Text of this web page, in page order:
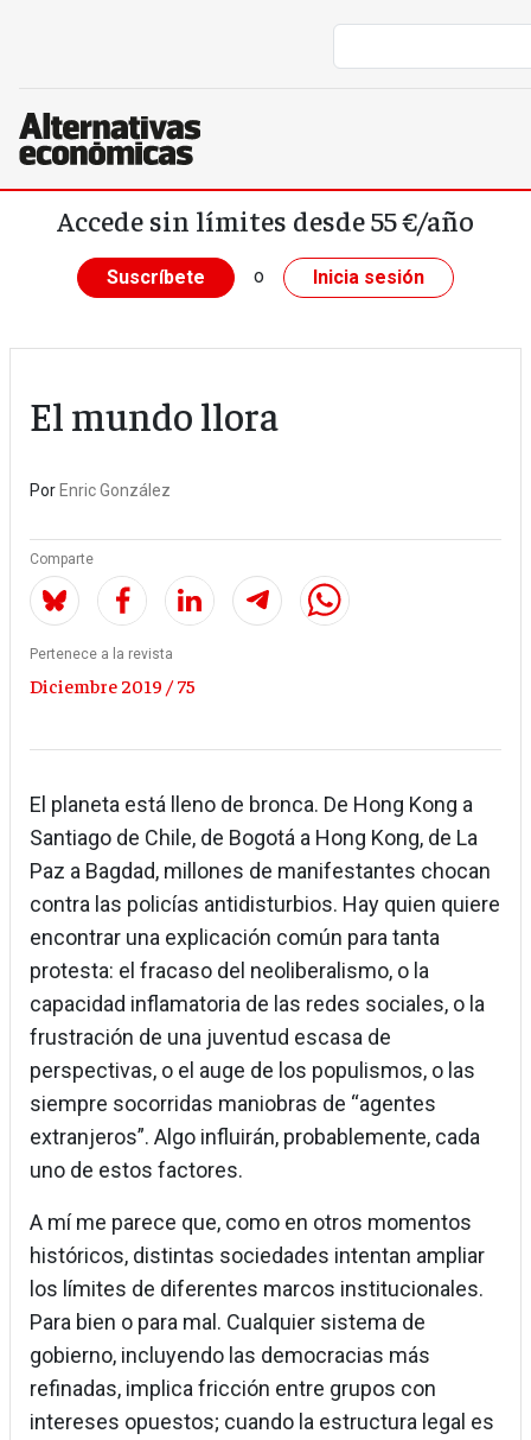
Pasar al contenido principal
Accede sin límites desde 55 €/año
Suscríbete o Inicia sesión
El mundo llora
Por Enric González
Comparte
Pertenece a la revista
Diciembre 2019 / 75
El planeta está lleno de bronca. De Hong Kong a
Santiago de Chile, de Bogotá a Hong Kong, de La
Paz a Bagdad, millones de manifestantes chocan
contra las policías antidisturbios. Hay quien quiere
encontrar una explicación común para tanta
protesta: el fracaso del neoliberalismo, o la
capacidad inflamatoria de las redes sociales, o la
frustración de una juventud escasa de
perspectivas, o el auge de los populismos, o las
siempre socorridas maniobras de “agentes
extranjeros”. Algo influirán, probablemente, cada
uno de estos factores.
A mí me parece que, como en otros momentos
históricos, distintas sociedades intentan ampliar
los límites de diferentes marcos institucionales.
Para bien o para mal. Cualquier sistema de
gobierno, incluyendo las democracias más
refinadas, implica fricción entre grupos con
intereses opuestos; cuando la estructura legal es